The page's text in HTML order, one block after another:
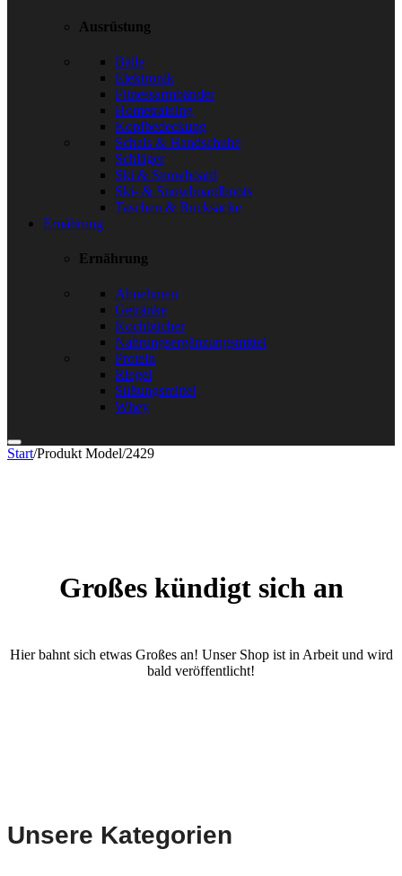
Ausrüstung
Bälle
Elektronik
Fitnessarmbänder
Hometraining
Kopfbedeckung
Schals & Handschuhe
Schläger
Ski & Snowboard
Ski- & Snowboardboots
Taschen & Rucksäcke
Ernährung
Ernährung
Abnehmen
Getränke
Kochbücher
Nahrungsergänzungsmittel
Protein
Riegel
Süßungsmittel
Whey
Start/Produkt Model/2429
Großes kündigt sich an
Hier bahnt sich etwas Großes an! Unser Shop ist in Arbeit und wird
bald veröffentlicht!
Unsere Kategorien